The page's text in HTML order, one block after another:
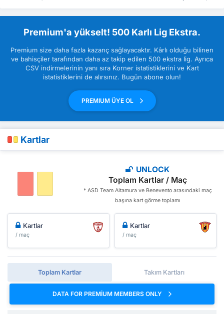
Premium'a yükselt! 500 Karlı Lig Ekstra.
Premium size daha fazla kazanç sağlayacaktır. Kârlı olduğu bilinen
ve bahisçiler tarafından daha az takip edilen 500 ekstra lig. Ayrıca
CSV indirmelerinin yanı sıra Korner istatistiklerini ve Kart
istatistiklerini de alırsınız. Bugün abone olun!
PREMIUM ÜYE OL
Kartlar
UNLOCK
Toplam Kartlar / Maç
* ASD Team Altamura ve Benevento arasındaki maç
başına kart görme toplamı
Kartlar
/ maç
Kartlar
/ maç
Toplam Kartlar Takım Kartları
DATA FOR PREMIUM MEMBERS ONLY